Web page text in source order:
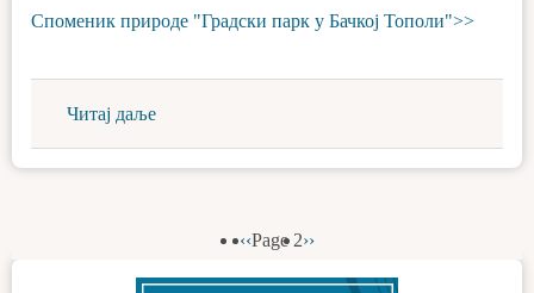
Споменик природе "Градски парк у Бачкој Тополи">>
Читај даље
Previous
‹‹Page 2Next
››